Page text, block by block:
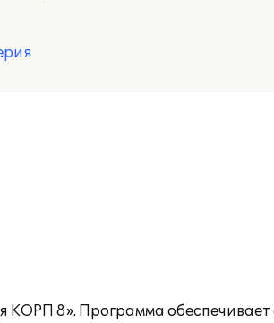
КОРП 8». Программа